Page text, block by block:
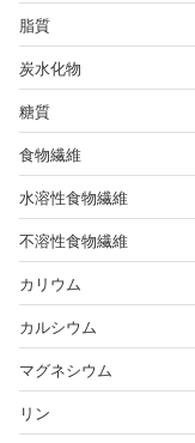
脂質
炭水化物
糖質
食物繊維
水溶性食物繊維
不溶性食物繊維
カリウム
カルシウム
マグネシウム
リン